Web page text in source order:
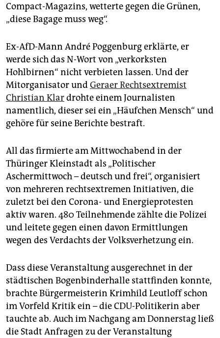
Compact-Magazins, wetterte gegen die Grünen,
„diese Bagage muss weg“.
Ex-AfD-Mann André Poggenburg erklärte, er
werde sich das N-Wort von „verkorksten
Hohlbirnen“ nicht verbieten lassen. Und der
Mitorganisator undGeraer Rechtsextremist
Christian Klardrohte einem Journalisten
namentlich, dieser sei ein „Häufchen Mensch“ und
gehöre für seine Berichte bestraft.
All das firmierte am Mittwochabend in der
Thüringer Kleinstadt als „Politischer
Aschermittwoch – deutsch und frei“, organisiert
von mehreren rechtsextremen Initiativen, die
zuletzt bei den Corona- und Energieprotesten
aktiv waren. 480 Teilnehmende zählte die Polizei
und leitete gegen einen davon Ermittlungen
wegen des Verdachts der Volksverhetzung ein.
Dass diese Veranstaltung ausgerechnet in der
städtischen Bogenbinderhalle stattfinden konnte,
brachte Bürgermeisterin Krimhild Leutloff schon
im Vorfeld Kritik ein – die CDU-Politikerin aber
tauchte ab. Auch im Nachgang am Donnerstag ließ
die Stadt Anfragen zu der Veranstaltung